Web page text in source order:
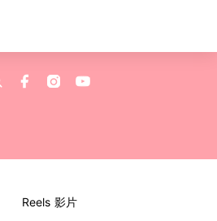
Reels 影片